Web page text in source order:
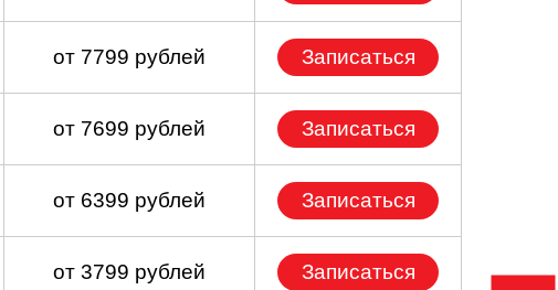
от 7799 рублей Записаться
от 7699 рублей Записаться
от 6399 рублей Записаться
от 3799 рублей Записаться